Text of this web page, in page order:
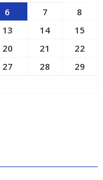
6 7
8
13 14
15
20 21
22
27 28
29